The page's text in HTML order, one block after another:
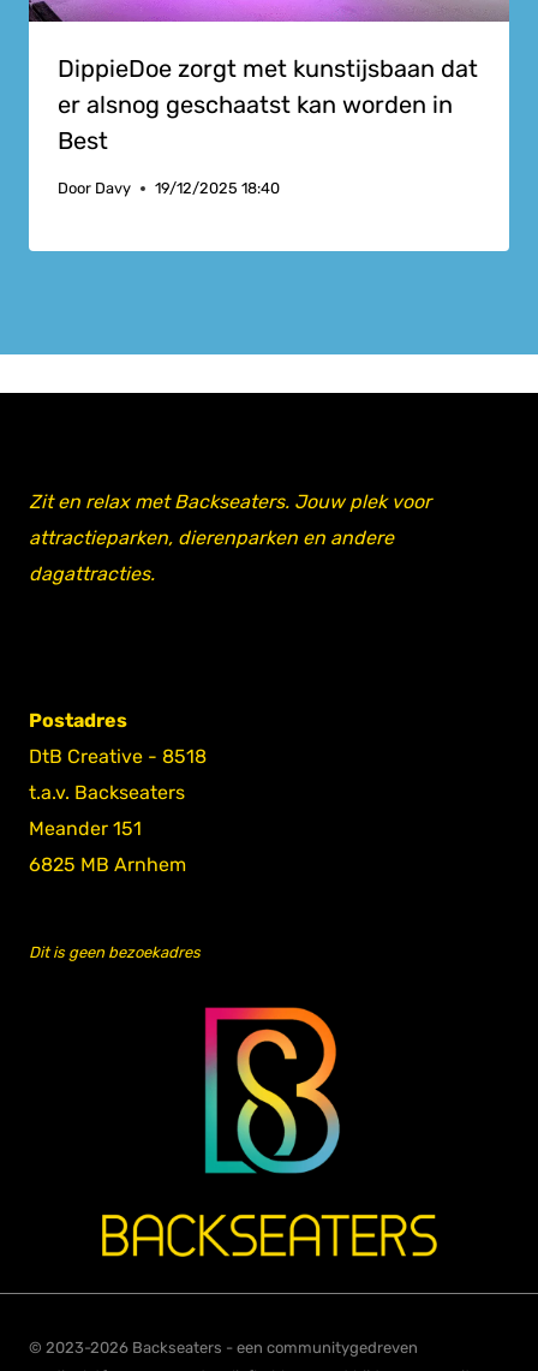
DippieDoe zorgt met kunstijsbaan dat
er alsnog geschaatst kan worden in
Best
Door Davy 19/12/2025 18:40
Zit en relax met Backseaters. Jouw plek voor
attractieparken, dierenparken en andere
dagattracties.
Postadres
DtB Creative - 8518
t.a.v. Backseaters
Meander 151
6825 MB Arnhem
Dit is geen bezoekadres
© 2023-2026 Backseaters - een communitygedreven